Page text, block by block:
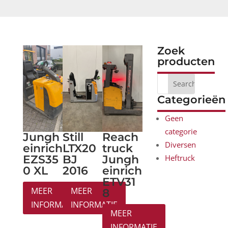
Jungh
einrich
EZS35
0 XL
MEER
INFORMATIE
Still
LTX20
BJ
2016
MEER
INFORMATIE
Reach
truck
Jungh
einrich
ETV31
8
MEER
Zoek
producten
Categorieën
Geen
categorie
Diversen
Heftruck